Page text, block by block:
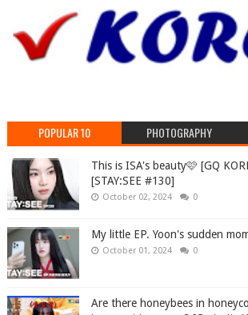
POPULAR 10 PHOTOGRAPHY
This is ISA's beauty🩷 [GQ
[STAY:SEE #130]
October 02, 2024 0
My little EP. Yoon's sudden
October 01, 2024 0
Are there honeybees in